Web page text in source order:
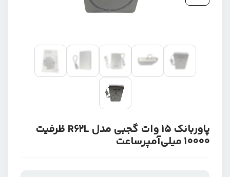
پاوربانک 15 وات گجبی مدل R62L ظرفیت
10000 میلی‌آمپرساعت